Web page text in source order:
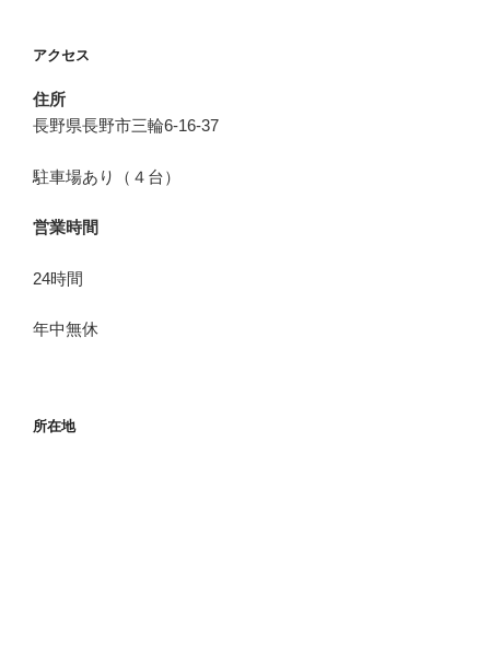
アクセス
住所
長野県長野市三輪6-16-37
駐車場あり（４台）
営業時間
24時間
年中無休
所在地